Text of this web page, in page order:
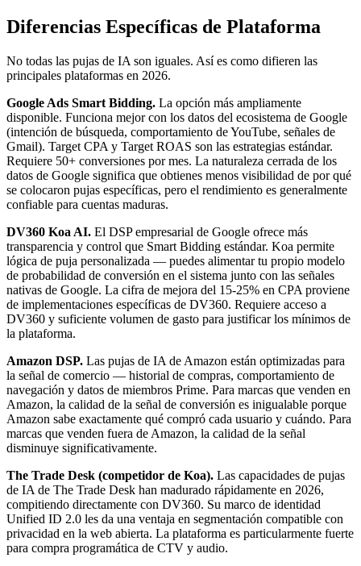
Diferencias Específicas de Plataforma
No todas las pujas de IA son iguales. Así es como difieren las
principales plataformas en 2026.
Google Ads Smart Bidding. La opción más ampliamente
disponible. Funciona mejor con los datos del ecosistema de Google
(intención de búsqueda, comportamiento de YouTube, señales de
Gmail). Target CPA y Target ROAS son las estrategias estándar.
Requiere 50+ conversiones por mes. La naturaleza cerrada de los
datos de Google significa que obtienes menos visibilidad de por qué
se colocaron pujas específicas, pero el rendimiento es generalmente
confiable para cuentas maduras.
DV360 Koa AI. El DSP empresarial de Google ofrece más
transparencia y control que Smart Bidding estándar. Koa permite
lógica de puja personalizada — puedes alimentar tu propio modelo
de probabilidad de conversión en el sistema junto con las señales
nativas de Google. La cifra de mejora del 15-25% en CPA proviene
de implementaciones específicas de DV360. Requiere acceso a
DV360 y suficiente volumen de gasto para justificar los mínimos de
la plataforma.
Amazon DSP. Las pujas de IA de Amazon están optimizadas para
la señal de comercio — historial de compras, comportamiento de
navegación y datos de miembros Prime. Para marcas que venden en
Amazon, la calidad de la señal de conversión es inigualable porque
Amazon sabe exactamente qué compró cada usuario y cuándo. Para
marcas que venden fuera de Amazon, la calidad de la señal
disminuye significativamente.
The Trade Desk (competidor de Koa). Las capacidades de pujas
de IA de The Trade Desk han madurado rápidamente en 2026,
compitiendo directamente con DV360. Su marco de identidad
Unified ID 2.0 les da una ventaja en segmentación compatible con
privacidad en la web abierta. La plataforma es particularmente fuerte
para compra programática de CTV y audio.